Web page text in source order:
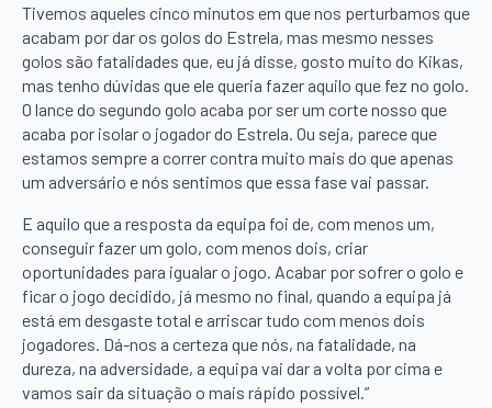
Tivemos aqueles cinco minutos em que nos perturbamos que
acabam por dar os golos do Estrela, mas mesmo nesses
golos são fatalidades que, eu já disse, gosto muito do Kikas,
mas tenho dúvidas que ele queria fazer aquilo que fez no golo.
O lance do segundo golo acaba por ser um corte nosso que
acaba por isolar o jogador do Estrela. Ou seja, parece que
estamos sempre a correr contra muito mais do que apenas
um adversário e nós sentimos que essa fase vai passar.
E aquilo que a resposta da equipa foi de, com menos um,
conseguir fazer um golo, com menos dois, criar
oportunidades para igualar o jogo. Acabar por sofrer o golo e
ficar o jogo decidido, já mesmo no final, quando a equipa já
está em desgaste total e arriscar tudo com menos dois
jogadores. Dá-nos a certeza que nós, na fatalidade, na
dureza, na adversidade, a equipa vai dar a volta por cima e
vamos sair da situação o mais rápido possível.”